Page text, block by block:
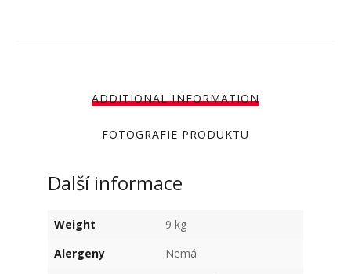
ADDITIONAL INFORMATION
FOTOGRAFIE PRODUKTU
Další informace
Weight
9 kg
Alergeny
Nemá